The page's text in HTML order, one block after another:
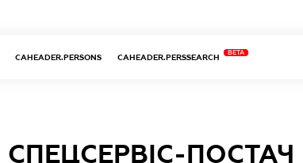
CAHEADER.PERSONS CAHEADER.PERSSEARCH
BETA
СПЕЦСЕРВІС-ПОСТАЧ